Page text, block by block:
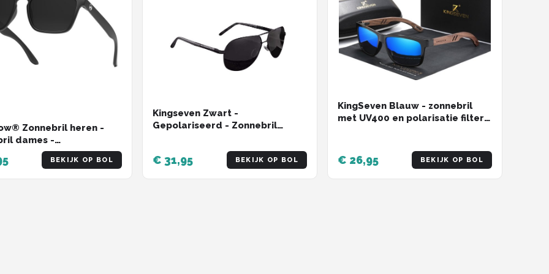
Zonnebril heren -
dames -
- X-CelLens -
BEKIJK OP BOL
Kingseven Zwart -
Gepolariseerd - Zonnebril
€ 31,95 BEKIJK OP BOL
KingSeven Blauw - zonnebril
met UV400 en polarisatie filter -
€ 26,95 BEKIJK OP BOL